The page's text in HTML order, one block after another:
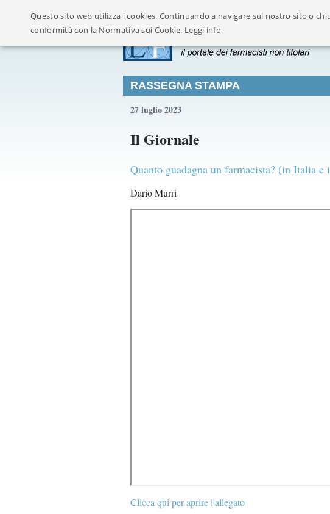
RASSEGNA STAMPA
27 luglio 2023
Il Giornale
Quanto guadagna un farmacista? (in Italia e
Dario Murri
Clicca qui per aprire l'allegato
Questo sito web utilizza i cookies. Continuando a navigare sul nostro sito o
conformità con la Normativa sui Cookie. Leggi info